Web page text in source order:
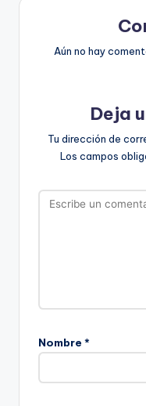
Aún no hay
Deja
Tu dirección de
Los campos
Nombre *